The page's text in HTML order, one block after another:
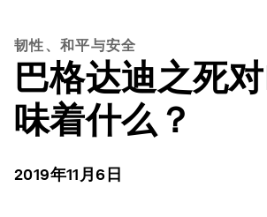
韧性、和平与安全
巴格达迪之死
味着什么？
2019年11月6日